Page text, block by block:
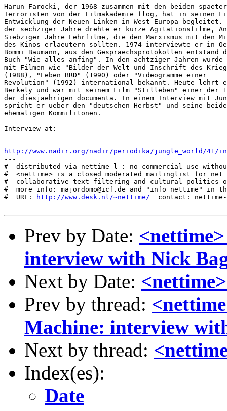
Harun Farocki, der 1968 zusammen mit den beiden
Terroristen von der Filmakademie flog, hat in seinen
Entwicklung der Neuen Linken in West-Europa begleitet.
der sechziger Jahre drehte er kurze Agitationsfilme,
Siebziger Jahre Lehrfilme, die den Marxismus mit den
des Kinos erlaeutern sollten. 1974 interviewte er in
Bommi Baumann, aus den Gespraechsprotokollen entstand
Buch "Wie alles anfing". In den achtziger Jahren wurde
mit Filmen wie "Bilder der Welt und Inschrift des
(1988), "Leben BRD" (1990) oder "Videogramme einer
Revolution" (1992) international bekannt. Heute lehrt
Berkely und war mit seinem Film "Stilleben" einer der
der diesjaehrigen documenta. In einem Interview mit
spricht er ueber den "deutschen Herbst" und seine
ehemaligen Kommilitonen.
Interview at:
http://www.nadir.org/nadir/periodika/jungle_world/41/
---
#  distributed via nettime-l : no commercial use
#  <nettime> is a closed moderated mailinglist for
#  collaborative text filtering and cultural politics
#  more info: majordomo@icf.de and "info nettime" in
#  URL:
http://www.desk.nl/~nettime/
contact:
Prev by Date:
interview with Nick
Next by Date:
Prev by thread:
Machine: interview
Next by thread:
Index(es):
Date